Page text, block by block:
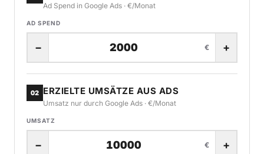
Ad Spend in Google Ads · €/Monat
AD SPEND
− € +
02 ERZIELTE UMSÄTZE AUS ADS
Umsatz nur durch Google Ads · €/Monat
UMSATZ
− € +